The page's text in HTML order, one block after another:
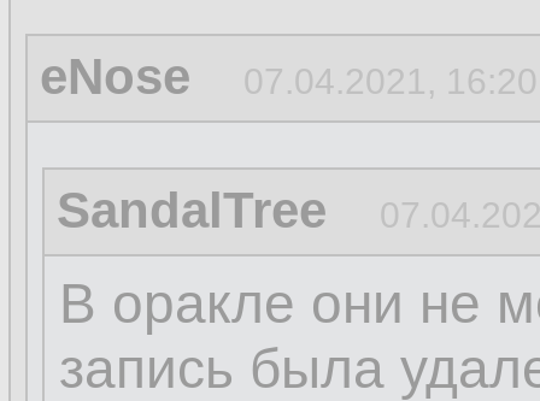
eNose 07.04.2021, 16:20
SandalTree
В оракле они не
запись была